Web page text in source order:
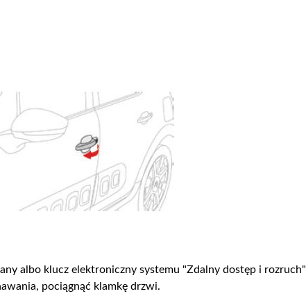
albo klucz elektroniczny systemu "Zdalny dostęp i rozruch"
pociągnąć klamkę drzwi.